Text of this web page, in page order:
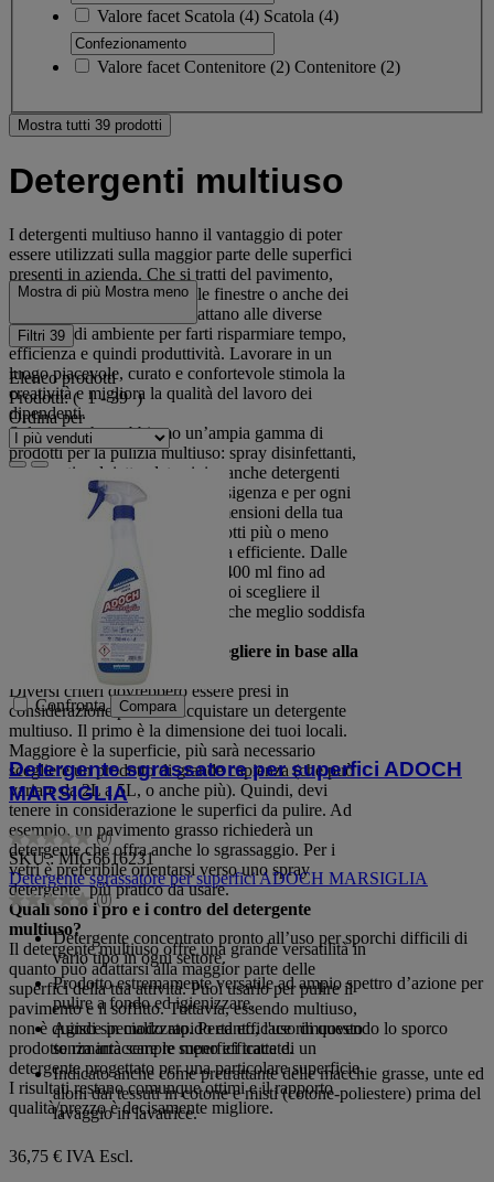
Valore facet Scatola (4) Scatola (4)
Valore facet Contenitore (2) Contenitore (2)
Mostra tutti 39 prodotti
Detergenti multiuso
I detergenti multiuso hanno il vantaggio di poter
essere utilizzati sulla maggior parte delle superfici
presenti in azienda. Che si tratti del pavimento,
delle pareti, del soffitto, delle finestre o anche dei
mobili, questi prodotti si adattano alle diverse
tipologie di ambiente per farti risparmiare tempo,
efficienza e quindi produttività. Lavorare in un
luogo piacevole, curato e confortevole stimola la
creatività e migliora la qualità del lavoro dei
dipendenti.
Sul nostro shop abbiamo un’ampia gamma di
prodotti per la pulizia multiuso: spray disinfettanti,
sgrassanti, salviette, detersivi o anche detergenti
disinfettanti... Ce n'è per ogni esigenza e per ogni
aspettativa. A seconda delle dimensioni della tua
attività, dovrai rivolgerti a prodotti più o meno
specifici per ottenere una pulizia efficiente. Dalle
semplici salviette agli spray da 400 ml fino ad
arrivare ai contenitori da 5L, puoi scegliere il
modello di detergente multiuso che meglio soddisfa
le tue esigenze.
Quale detergente multiuso scegliere in base alla
tua attività?
Diversi criteri dovrebbero essere presi in
considerazione prima di acquistare un detergente
multiuso. Il primo è la dimensione dei tuoi locali.
Maggiore è la superficie, più sarà necessario
scegliere un prodotto di grande capienza (che può
variare da 2L a 5L, o anche più). Quindi, devi
tenere in considerazione le superfici da pulire. Ad
esempio, un pavimento grasso richiederà un
detergente che offra anche lo sgrassaggio. Per i
vetri è preferibile orientarsi verso uno spray
detergente, più pratico da usare.
Quali sono i pro e i contro del detergente
multiuso?
Il detergente multiuso offre una grande versatilità in
quanto può adattarsi alla maggior parte delle
superfici della tua attività. Puoi usarlo per pulire il
pavimento e il soffitto. Tuttavia, essendo multiuso,
non è quindi specializzato. Pertanto, l'uso di questo
prodotto rimarrà sempre meno efficace di un
detergente progettato per una particolare superficie.
I risultati restano comunque ottimi e il rapporto
qualità/prezzo è decisamente migliore.
Mostra di più Mostra meno
Filtri 39
Elenco prodotti
Prodotti:( 1 - 39 )
Ordina per
Confronta Compara
Detergente sgrassatore per superfici ADOCH
MARSIGLIA
(0)
0.0
su
5
stelle.
SKU : MIG6616231
Detergente sgrassatore per superfici ADOCH MARSIGLIA
(0)
0.0
su
5
stelle.
Detergente concentrato pronto all’uso per sporchi difficili di
vario tipo in ogni settore.
Prodotto estremamente versatile ad ampio spettro d’azione per
pulire a fondo ed igienizzare.
Agisce in modo rapido ed efficace rimuovendo lo sporco
senza intaccare le superfici trattate.
Indicato anche come pretrattante delle macchie grasse, unte ed
aloni dai tessuti in cotone e misti (cotone-poliestere) prima del
lavaggio in lavatrice.
36,75 € IVA Escl.